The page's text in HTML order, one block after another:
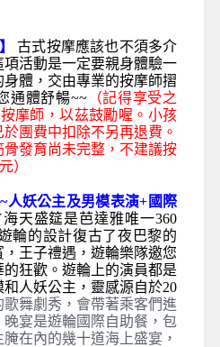
古式按摩應該也不須多介
活動是一定要親身體驗一
體，交由專業的按摩師摺
通體舒暢~~（記得享受之
摩師，以茲鼓勵喔。小孩
團費中扣除不另再退費。
骨發育尚未完整，不建議按
）
~人妖公主及男模表演+國際
天盛筵是芭達雅唯一360
輪的設計復古了夜巴黎的
王子禮遇，遊輪樂隊邀您
狂歡。遊輪上的演員都是
人妖公主，靈感源自於20
舞劇秀，會帶著乘客們進
晚宴是遊輪國際自助餐，包
在內的幾十道海上盛宴，